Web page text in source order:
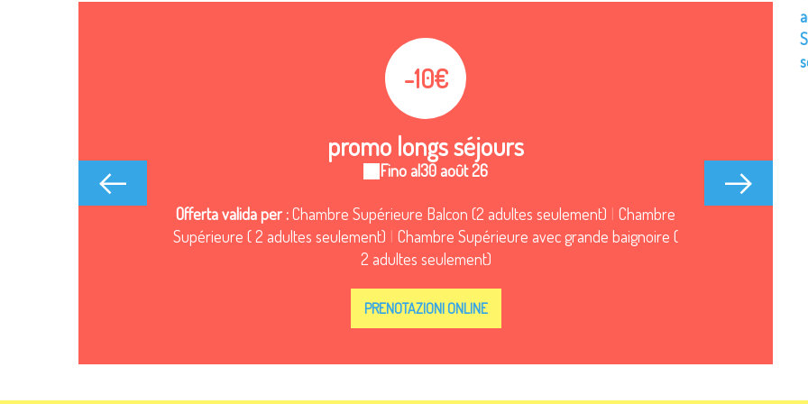
-10€
promo longs séjours
Fino al30 août 26
Offerta valida per :Chambre Supérieure Balcon (2 adultes seulement) | Chambre
Supérieure ( 2 adultes seulement) | Chambre Supérieure avec grande baignoire (
2 adultes seulement)
PRENOTAZIONI ONLINE